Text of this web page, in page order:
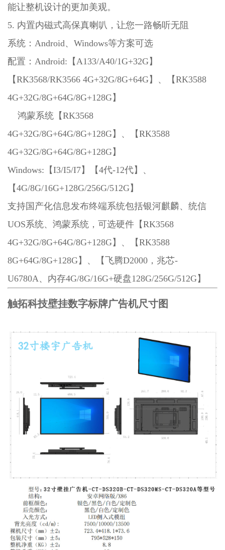
能让整机设计的更加美观。
5. 内置内磁式高保真喇叭，让您一路畅听无阻
系统：Android、Windows等方案可选
配置：Android:【A133/A40/1G+32G】
【RK3568/RK3566 4G+32G/8G+64G】、【RK3588
4G+32G/8G+64G/8G+128G】
鸿蒙系统【RK3568
4G+32G/8G+64G/8G+128G】、【RK3588
4G+32G/8G+64G/8G+128G】
Windows:【I3/I5/I7】【4代-12代】、
【4G/8G/16G+128G/256G/512G】
支持国产化信息发布终端系统包括银河麒麟、统信
UOS系统、鸿蒙系统，可选硬件【RK3568
4G+32G/8G+64G/8G+128G】、【RK3588
8G+64G/8G+128G】、【飞腾D2000，兆芯-
U6780A、内存4G/8G/16G+硬盘128G/256G/512G】
触拓科技壁挂数字标牌广告机尺寸图